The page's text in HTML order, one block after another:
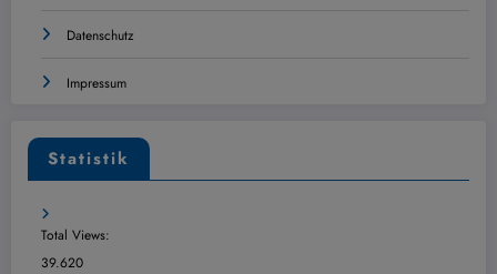
Datenschutz
Impressum
Statistik
Total Views:
39.620